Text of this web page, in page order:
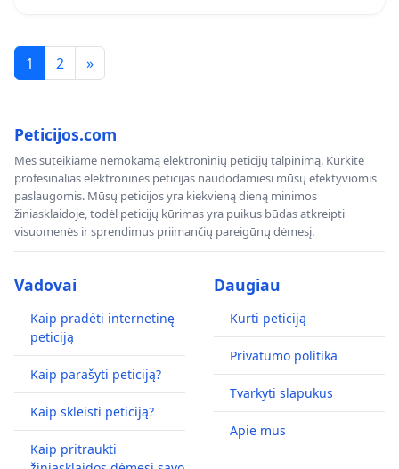
1 2 »
Peticijos.com
Mes suteikiame nemokamą elektroninių peticijų talpinimą. Kurkite
profesinalias elektronines peticijas naudodamiesi mūsų efektyviomis
paslaugomis. Mūsų peticijos yra kiekvieną dieną minimos
žiniasklaidoje, todėl peticijų kūrimas yra puikus būdas atkreipti
visuomenės ir sprendimus priimančių pareigūnų dėmesį.
Vadovai
Kaip pradėti internetinę
peticiją
Kaip parašyti peticiją?
Kaip skleisti peticiją?
Kaip pritraukti
Daugiau
Kurti peticiją
Privatumo politika
Tvarkyti slapukus
Apie mus